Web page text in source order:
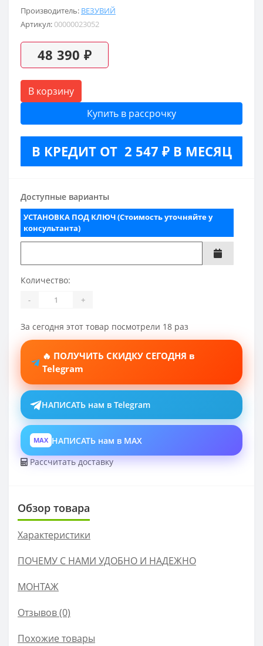
Производитель: ВЕЗУВИЙ
Артикул:00000023052
48 390 ₽
В корзину
Купить в рассрочку
В КРЕДИТ ОТ 2 547 ₽ В МЕСЯЦ
Доступные варианты
УСТАНОВКА ПОД КЛЮЧ (Стоимость уточняйте у
консультанта)
Количество:
- +
За сегодня этот товар посмотрели 18 раз
🔥 ПОЛУЧИТЬ СКИДКУ СЕГОДНЯ в
Telegram
НАПИСАТЬ нам в Telegram
MAX НАПИСАТЬ нам в MAX
Рассчитать доставку
Обзор товара
Характеристики
ПОЧЕМУ С НАМИ УДОБНО И НАДЕЖНО
МОНТАЖ
Отзывов (0)
Похожие товары